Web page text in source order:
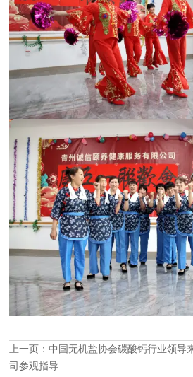
上一页：中国无机盐协会碳酸钙行业领导
司参观指导